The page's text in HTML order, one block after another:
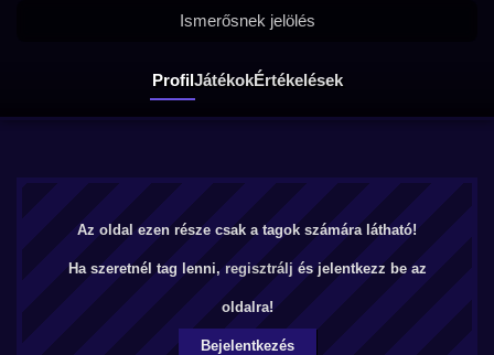
ProfilJátékokÉrtékelések
Ismerősnek jelölés
Az oldal ezen része csak a tagok számára látható!
Ha szeretnél tag lenni, regisztrálj és jelentkezz be az
oldalra!
Bejelentkezés